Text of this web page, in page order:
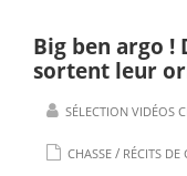
Big ben argo !
sortent leur
SÉLECTION VIDÉOS
CHASSE / RÉCITS DE